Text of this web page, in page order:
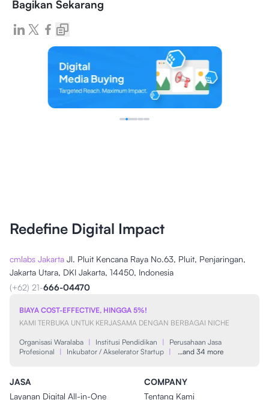
Bagikan Sekarang
Redefine Digital Impact
cmlabs Jakarta Jl. Pluit Kencana Raya No.63, Pluit, Penjaringan,
Jakarta Utara, DKI Jakarta, 14450, Indonesia
(+62) 21-666-04470
BIAYA COST-EFFECTIVE, HINGGA 5%!
KAMI TERBUKA UNTUK KERJASAMA DENGAN BERBAGAI NICHE
Organisasi Waralaba | Institusi Pendidikan |
Perusahaan Jasa
Profesional
| Inkubator / Akselerator Startup | …and 34 more
JASA
Layanan Digital All-in-One
COMPANY
Tentang Kami